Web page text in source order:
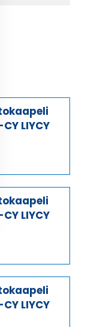
CY LIYCY
LIYCY
LIYCY